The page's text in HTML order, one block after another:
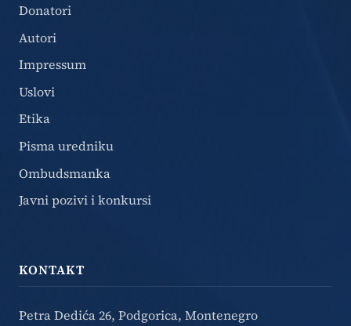
Donatori
Autori
Impressum
Uslovi
Etika
Pisma uredniku
Ombudsmanka
Javni pozivi i konkursi
KONTAKT
Petra Dedića 26, Podgorica, Montenegro